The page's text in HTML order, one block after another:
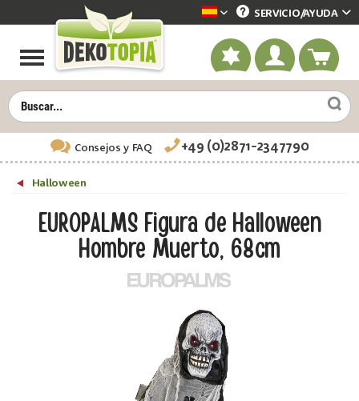
Dekotopia spanisch
SERVICIO/AYUDA
Consejos y FAQ +49 (0)2871-2347790
Halloween
EUROPALMS Figura de Halloween
Hombre Muerto, 68cm